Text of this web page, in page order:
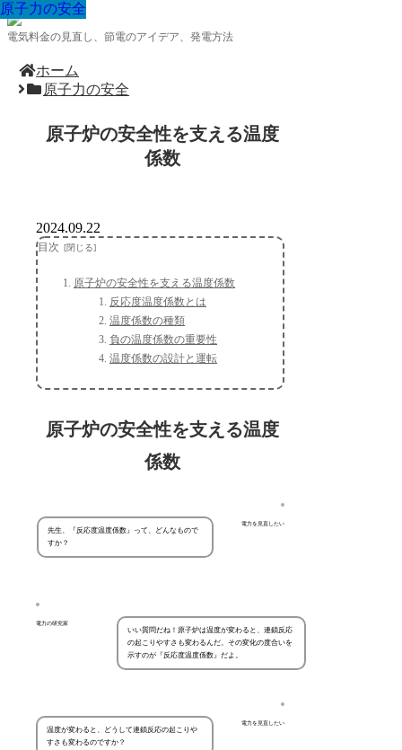
電気料金の見直し、節電のアイデア、発電方法
ホーム
原子力の安全
原子炉の安全性を支える温度
係数
原子力の安全
2024.09.22
目次
原子炉の安全性を支える温度係数
反応度温度係数とは
温度係数の種類
負の温度係数の重要性
温度係数の設計と運転
原子炉の安全性を支える温度
係数
電力を見直したい
先生、『反応度温度係数』って、どんなもので
すか？
電力の研究家
いい質問だね！原子炉は温度が変わると、連鎖反応
の起こりやすさも変わるんだ。その変化の度合いを
示すのが『反応度温度係数』だよ。
電力を見直したい
温度が変わると、どうして連鎖反応の起こりや
すさも変わるのですか？
原子力の安全
原子力の安全
原子力の安全
原子力の安全
原子力の安全
原子力の安全
原子力の安全
原子力の安全